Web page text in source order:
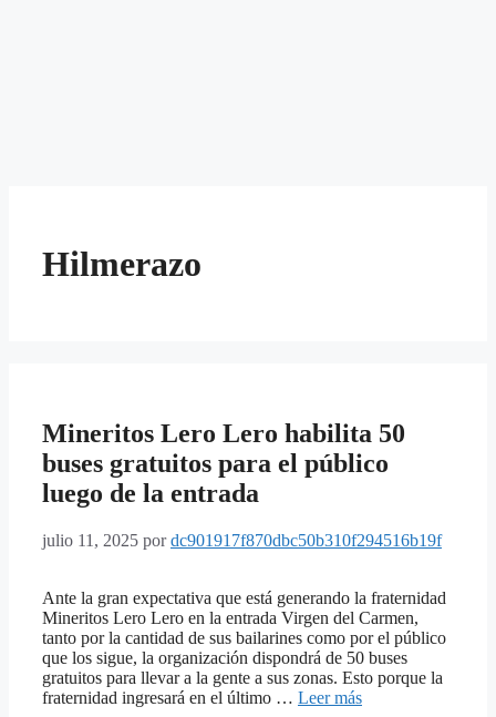
Hilmerazo
Mineritos Lero Lero habilita 50
buses gratuitos para el público
luego de la entrada
julio 11, 2025 pordc901917f870dbc50b310f294516b19f
Ante la gran expectativa que está generando la fraternidad
Mineritos Lero Lero en la entrada Virgen del Carmen,
tanto por la cantidad de sus bailarines como por el público
que los sigue, la organización dispondrá de 50 buses
gratuitos para llevar a la gente a sus zonas. Esto porque la
fraternidad ingresará en el último … Leer más